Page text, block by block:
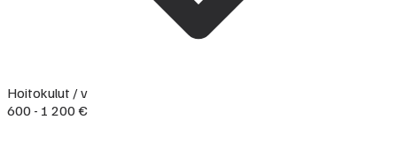
Hoitokulut / v
600 - 1 200 €